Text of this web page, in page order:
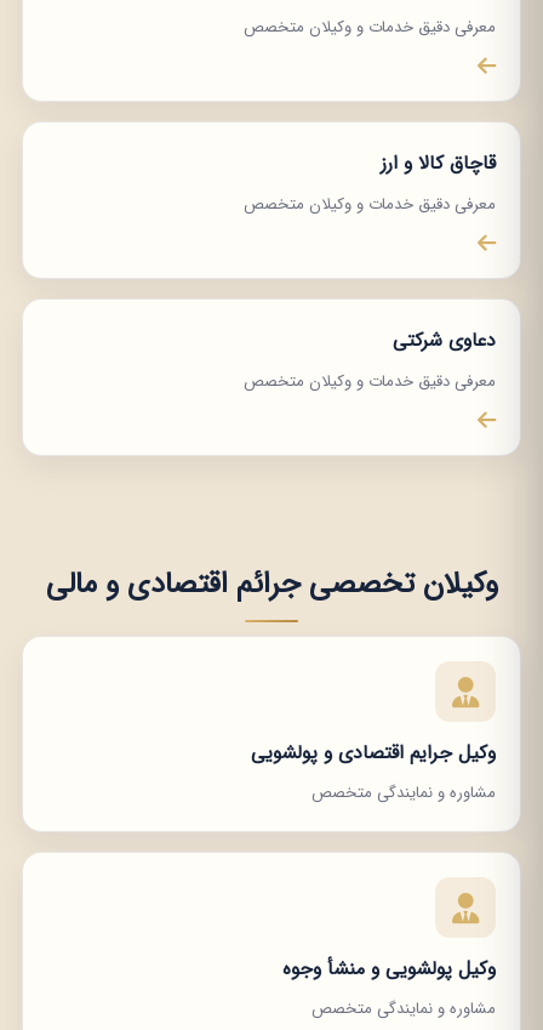
معرفی دقیق خدمات و وکیلان متخصص
قاچاق کالا و ارز
معرفی دقیق خدمات و وکیلان متخصص
دعاوی شرکتی
معرفی دقیق خدمات و وکیلان متخصص
وکیلان تخصصی جرائم اقتصادی و مالی
وکیل جرایم اقتصادی و پولشویی
مشاوره و نمایندگی متخصص
وکیل پولشویی و منشأ وجوه
مشاوره و نمایندگی متخصص